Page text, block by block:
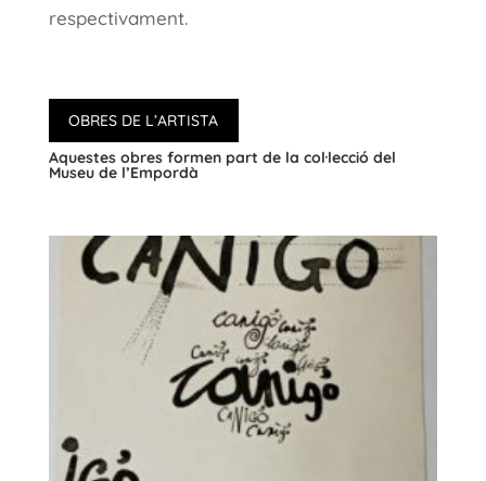
respectivament.
OBRES DE L’ARTISTA
Aquestes obres formen part de la col·lecció del
Museu de l’Empordà